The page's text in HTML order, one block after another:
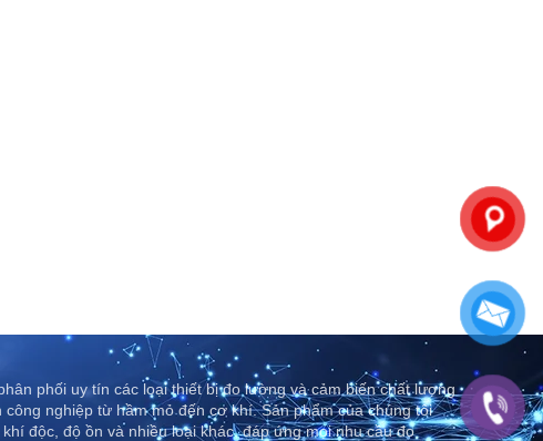
phối uy tín các loại thiết bị đo lường và cảm biến chất lượng
công nghiệp từ hầm mỏ đến cơ khí. Sản phẩm của chúng tôi
độc, độ ồn và nhiều loại khác, đáp ứng mọi nhu cầu đo